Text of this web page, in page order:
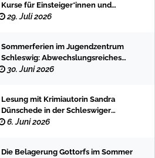
Kurse für Einsteiger*innen und
Fortgeschrittene
29. Juli 2026
Sommerferien im Jugendzentrum
Schleswig: Abwechslungsreiches
Programm für Kinder und Jugendliche
30. Juni 2026
Lesung mit Krimiautorin Sandra
Dünschede in der Schleswiger
Stadtbücherei
6. Juni 2026
Die Belagerung Gottorfs im Sommer